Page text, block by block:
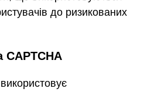
до ризикованих
CAPTCHA